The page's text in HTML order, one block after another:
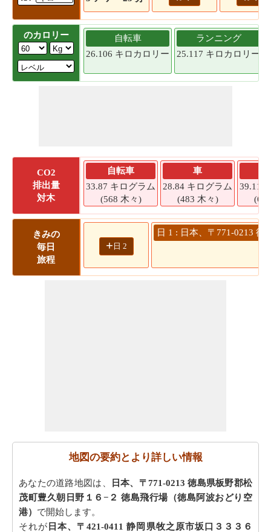
のカロリー
自転車
26.106 キロカロリー
ランニング
25.117 キロカロリー
CO2
排出量
対木
自転車
33.87 キログラム
(568 木々)
車
28.84 キログラム
(483 木々)
39.11
きみの
毎日
旅程
+ 日 2
日 1 : 日本、〒771-0213
地図の要約とより詳しい情報
あなたの道路地図は、
日本、〒771-0213 徳島県板野郡松
茂町豊久朝日野１６−２ 徳島飛行場（徳島阿波おどり空
港） で開始します。
それが 日本、〒421-0411 静岡県牧之原市坂口３３３６